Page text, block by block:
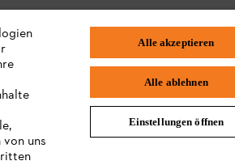
Häufig gestellte Fragen
Sortiment
Batterien und elektrische
Bedienungsanleitungen
uns
Alle akzeptieren
Alle ablehnen
Einstellungen öffnen